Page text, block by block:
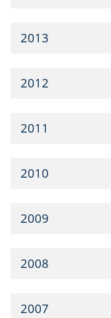
2013
2012
2011
2010
2009
2008
2007